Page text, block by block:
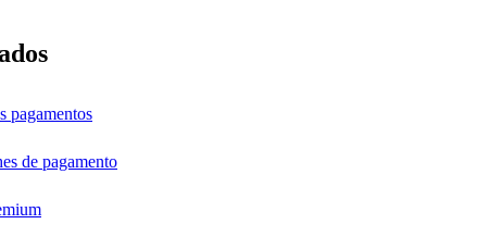
pagamentos
de pagamento